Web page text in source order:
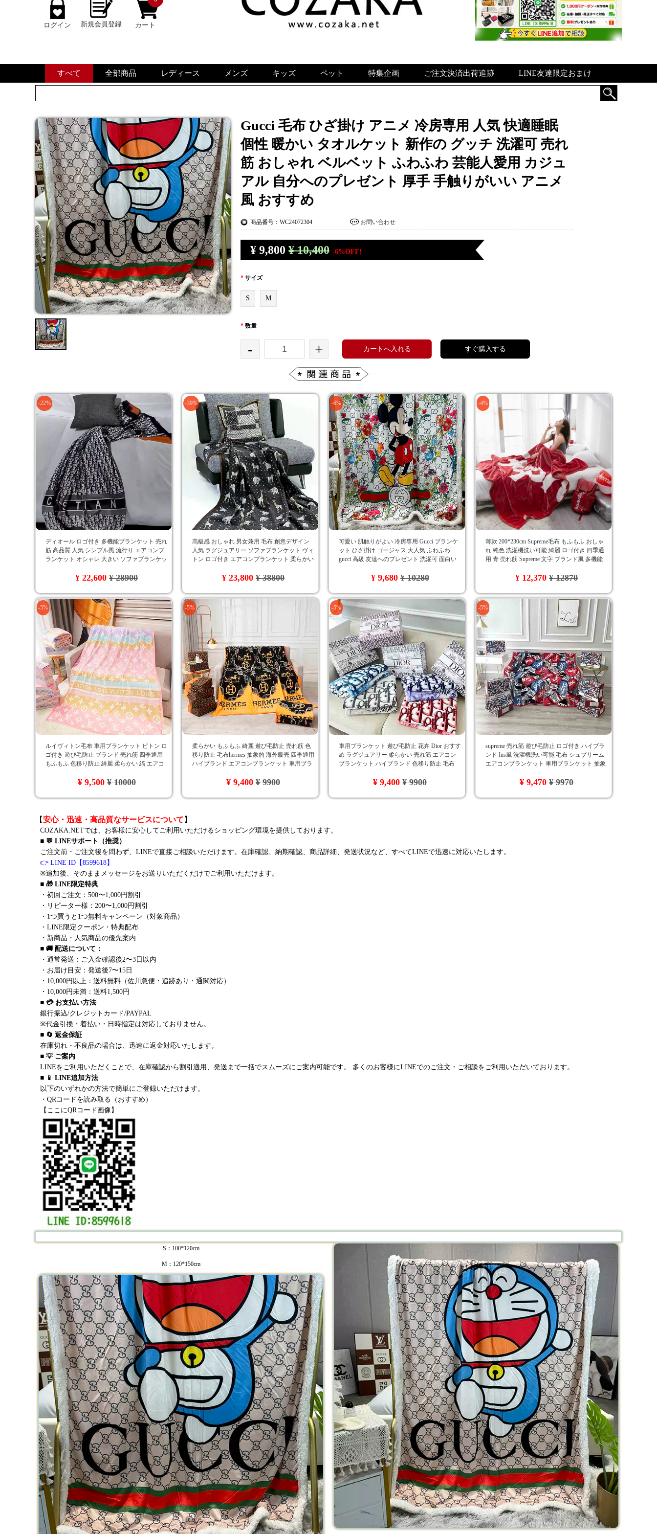
ログイン 新規会員登録 カート
すべて 全部商品 レディース メンズ キッズ ペット 特集企画 ご注文決済出荷追跡 LINE友達限定おまけ
Gucci 毛布 ひざ掛け アニメ 冷房専用 人気 快適睡眠
個性 暖かい タオルケット 新作の グッチ 洗濯可 売れ
筋 おしゃれ ベルベット ふわふわ 芸能人愛用 カジュ
アル 自分へのプレゼント 厚手 手触りがいい アニメ
風 おすすめ
商品番号：WC24072304 お問い合わせ
¥ 9,800 ¥ 10,400 -6%OFF!
* サイズ
S M
* 数量
- + カートへ入れる すぐ購入する
-22%
ディオール ロゴ付き 多機能ブランケット 売れ
筋 高品質 人気 シンプル風 流行り エアコンブ
ランケット オシャレ 大きい ソファブランケッ
¥ 22,600¥ 28900
-39%
高級感 おしゃれ 男女兼用 毛布 創意デザイン
人気 ラグジュアリー ソファブランケット ヴィ
トン ロゴ付き エアコンブランケット 柔らかい
¥ 23,800¥ 38800
-6%
可愛い 肌触りがよい 冷房専用 Gucci ブランケ
ット ひざ掛け ゴージャス 大人気 ふわふわ
gucci 高級 友達へのプレゼント 洗濯可 面白い
ン エアコンブランケット
¥ 9,680¥ 10280
-4%
薄款 200*230cm Supreme毛布 もふもふ おしゃ
れ 純色 洗濯機洗い可能 綺麗 ロゴ付き 四季通
用 青 売れ筋 Supreme 文字 ブランド風 多機能
¥ 12,370¥ 12870
-5%
ルイヴィトン毛布 車用ブランケット ビトン ロ
ゴ付き 遊び毛防止 ブランド 売れ筋 四季通用
もふもふ 色移り防止 綺麗 柔らかい 縞 エアコ
¥ 9,500¥ 10000
-5%
柔らかい もふもふ 綺麗 遊び毛防止 売れ筋 色
移り防止 毛布hermes 抽象的 海外販売 四季通用
ハイブランド エアコンブランケット 車用ブラ
¥ 9,400¥ 9900
-5%
車用ブランケット 遊び毛防止 花卉 Dior おすす
め ラグジュアリー 柔らかい 売れ筋 エアコン
ブランケット ハイブランド 色移り防止 毛布
¥ 9,400¥ 9900
-5%
supreme 売れ筋 遊び毛防止 ロゴ付き ハイブラ
ンド Ins風 洗濯機洗い可能 毛布 シュプリーム
エアコンブランケット 車用ブランケット 抽象
¥ 9,470¥ 9970
【安心・迅速・高品質なサービスについて 】
COZAKA.NETでは、お客様に安心してご利用いただけるショッピング環境を提供しております。
■ 💬 LINEサポート（推奨）
ご注文前・ご注文後を問わず、LINEで直接ご相談いただけます。在庫確認、納期確認、商品詳細、発送状況など、すべてLINEで迅速に対応いたします。
👉 LINE ID【8599618】
※追加後、そのままメッセージをお送りいただくだけでご利用いただけます。
■ 🎁 LINE限定特典
・初回ご注文：500〜1,000円割引
・リピーター様：200〜1,000円割引
・1つ買うと1つ無料キャンペーン（対象商品）
・LINE限定クーポン・特典配布
・新商品・人気商品の優先案内
■ 🚚 配送について：
・通常発送：ご入金確認後2〜3日以内
・お届け目安：発送後7〜15日
・10,000円以上：送料無料（佐川急便・追跡あり・通関対応）
・10,000円未満：送料1,500円
■ 💳 お支払い方法
銀行振込/クレジットカード/PAYPAL
※代金引換・着払い・日時指定は対応しておりません。
■ 🔄 返金保証
在庫切れ・不良品の場合は、迅速に返金対応いたします。
■ 💡 ご案内
LINEをご利用いただくことで、在庫確認から割引適用、発送まで一括でスムーズにご案内可能です。 多くのお客様にLINEでのご注文・ご相談をご利用いただいております。
■ 📱 LINE追加方法
以下のいずれかの方法で簡単にご登録いただけます。
・QRコードを読み取る（おすすめ）
【ここにQRコード画像】
S：100*120cm
M：120*150cm